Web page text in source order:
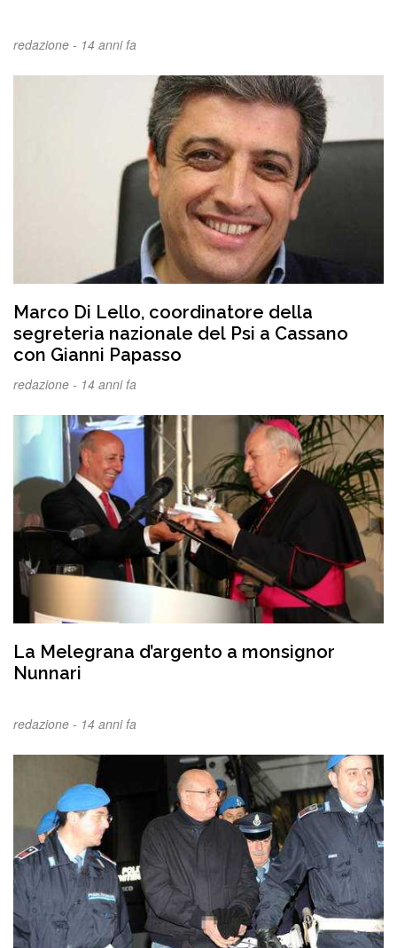
redazione - 14 anni fa
Marco Di Lello, coordinatore della
segreteria nazionale del Psi a Cassano
con Gianni Papasso
redazione - 14 anni fa
La Melegrana d’argento a monsignor
Nunnari
redazione - 14 anni fa